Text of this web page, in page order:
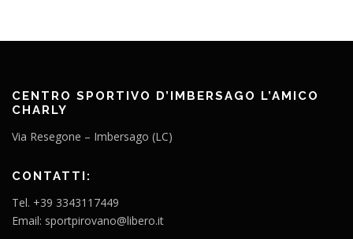
CENTRO SPORTIVO D’IMBERSAGO L’AMICO
CHARLY
Via Resegone – Imbersago (LC)
CONTATTI:
Tel. +39 3343117449
Email: sportpirovano@libero.it